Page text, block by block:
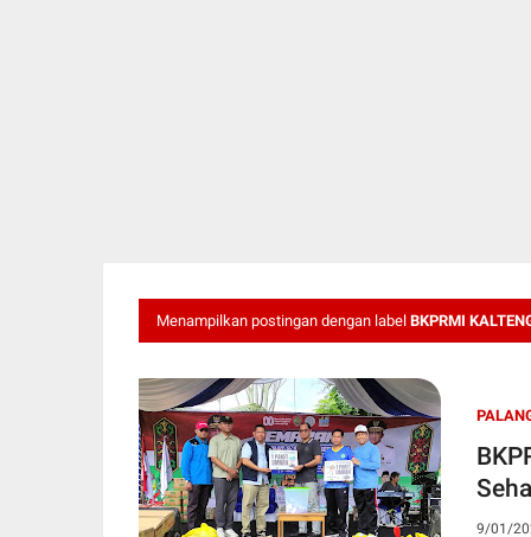
Menampilkan postingan dengan label BKPRMI
9/01/